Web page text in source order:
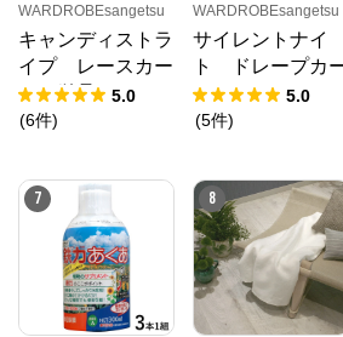
WARDROBEsangetsu
キャンディストラ
イプ レースカー
テン単品
5.0
(6件)
WARDROBEsangetsu
サイレントナイ
ト ドレープカ
テン
5.0
(5件)
7 8